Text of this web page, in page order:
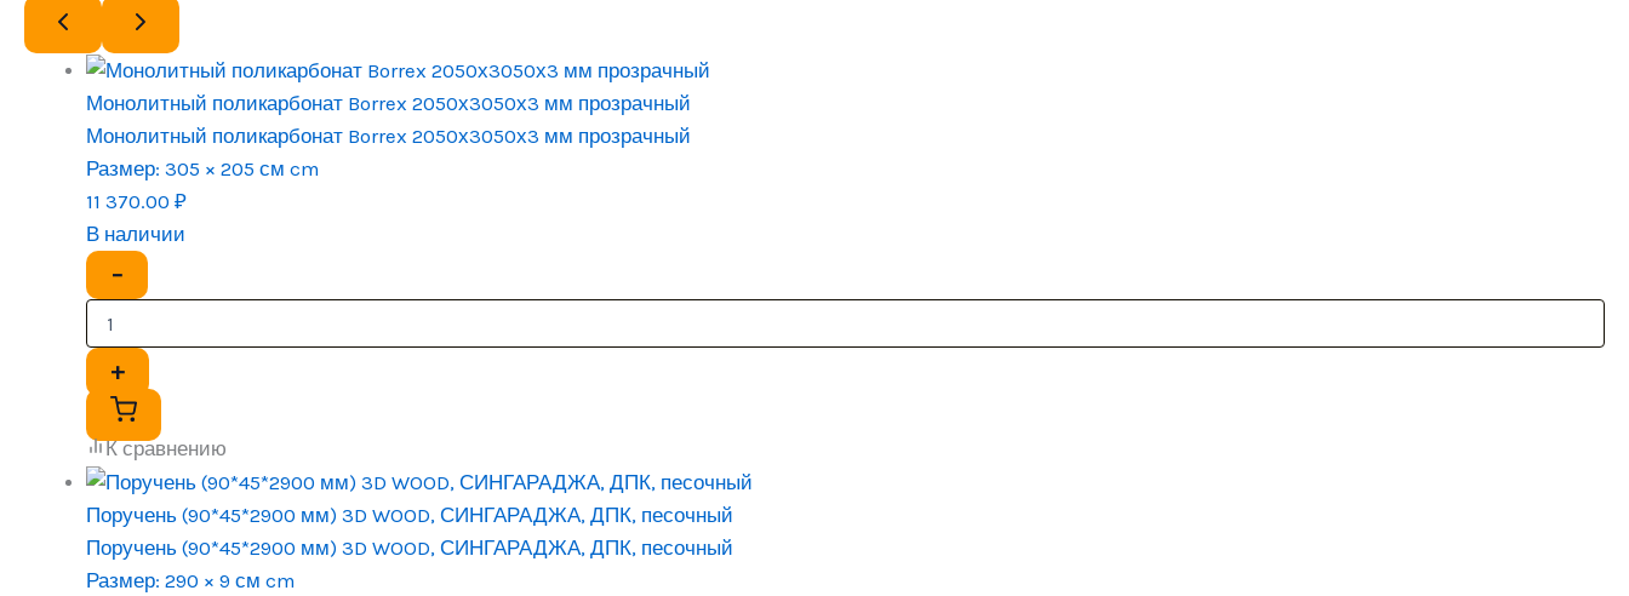
Монолитный поликарбонат Borrex 2050х3050х3 мм прозрачный
Монолитный поликарбонат Borrex 2050х3050х3 мм прозрачный
Размер: 305 × 205 см cm
11 370.00 ₽
В наличии
−
+
К сравнению
Поручень (90*45*2900 мм) 3D WOOD, СИНГАРАДЖА, ДПК, песочный
Поручень (90*45*2900 мм) 3D WOOD, СИНГАРАДЖА, ДПК, песочный
Размер: 290 × 9 см cm